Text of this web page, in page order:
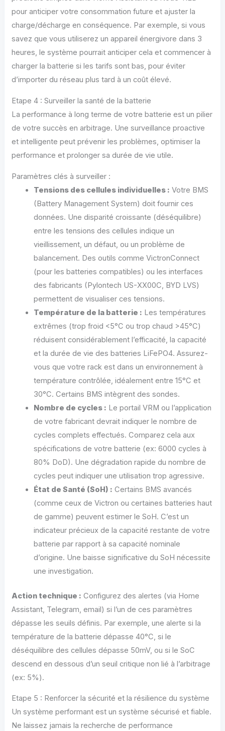
pour anticiper votre consommation future et ajuster la
charge/décharge en conséquence. Par exemple, si vous
savez que vous utiliserez un appareil énergivore dans 3
heures, le système pourrait anticiper cela et commencer à
charger la batterie si les tarifs sont bas, pour éviter
d’importer du réseau plus tard à un coût élevé.
Etape 4 : Surveiller la santé de la batterie
La performance à long terme de votre batterie est un pilier
de votre succès en arbitrage. Une surveillance proactive
et intelligente peut prévenir les problèmes, optimiser la
performance et prolonger sa durée de vie utile.
Paramètres clés à surveiller :
Tensions des cellules individuelles : Votre BMS
(Battery Management System) doit fournir ces
données. Une disparité croissante (déséquilibre)
entre les tensions des cellules indique un
vieillissement, un défaut, ou un problème de
balancement. Des outils comme VictronConnect
(pour les batteries compatibles) ou les interfaces
des fabricants (Pylontech US-XX00C, BYD LVS)
permettent de visualiser ces tensions.
Température de la batterie : Les températures
extrêmes (trop froid <5°C ou trop chaud >45°C)
réduisent considérablement l’efficacité, la capacité
et la durée de vie des batteries LiFePO4. Assurez-
vous que votre rack est dans un environnement à
température contrôlée, idéalement entre 15°C et
30°C. Certains BMS intègrent des sondes.
Nombre de cycles : Le portail VRM ou l’application
de votre fabricant devrait indiquer le nombre de
cycles complets effectués. Comparez cela aux
spécifications de votre batterie (ex: 6000 cycles à
80% DoD). Une dégradation rapide du nombre de
cycles peut indiquer une utilisation trop agressive.
État de Santé (SoH) : Certains BMS avancés
(comme ceux de Victron ou certaines batteries haut
de gamme) peuvent estimer le SoH. C’est un
indicateur précieux de la capacité restante de votre
batterie par rapport à sa capacité nominale
d’origine. Une baisse significative du SoH nécessite
une investigation.
Action technique : Configurez des alertes (via Home
Assistant, Telegram, email) si l’un de ces paramètres
dépasse les seuils définis. Par exemple, une alerte si la
température de la batterie dépasse 40°C, si le
déséquilibre des cellules dépasse 50mV, ou si le SoC
descend en dessous d’un seuil critique non lié à l’arbitrage
(ex: 5%).
Etape 5 : Renforcer la sécurité et la résilience du système
Un système performant est un système sécurisé et fiable.
Ne laissez jamais la recherche de performance